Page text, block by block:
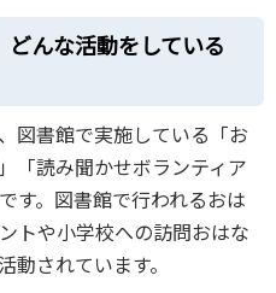
んな活動をしている
図書館で実施している「お
「読み聞かせボランティア
す。図書館で行われるおは
トや小学校への訪問おはな
動されています。